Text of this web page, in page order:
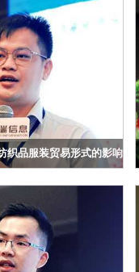
织品服装贸易形式的影响分析
伟